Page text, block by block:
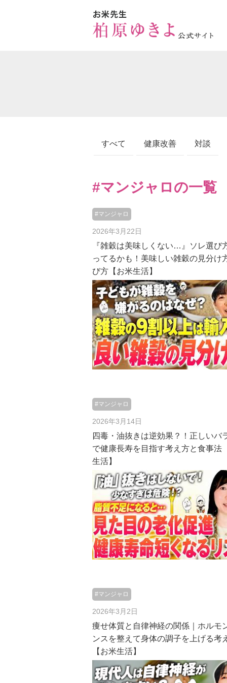
すべて 健康改善 対談
#マンジャロの一覧
#マンジャロ
2026年3月22日
『雑穀は美味しくない…』ソレ選び
ってるかも！美味しい雑穀の見分け
び方【お米生活】
#マンジャロ
2026年3月14日
四毒・油抜きは逆効果？！正しいバ
で健康長寿を目指す考え方と食事法
生活】
#マンジャロ
2026年3月2日
痩せ体質と自律神経の関係｜ホルモ
ンスを整えて身体の調子を上げる考
【お米生活】